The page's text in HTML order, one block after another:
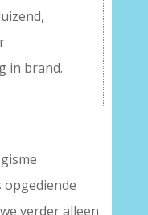
in brand.
opgediende
verder alleen